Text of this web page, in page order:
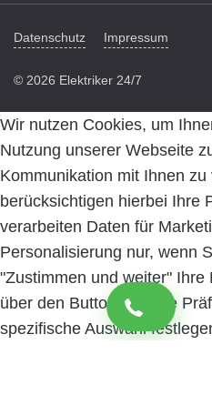
Datenschutz Impressum
© 2026 Elektriker 24/7
Wir nutzen Cookies, um
Nutzung unserer Webseite
Kommunikation mit Ihnen
berücksichtigen hierbei Ihre
verarbeiten Daten für
Personalisierung nur, wenn
"Zustimmen und weiter"
über den Button „Cookie
spezifische Auswahl